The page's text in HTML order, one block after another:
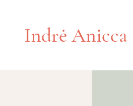
Indrė Anicca